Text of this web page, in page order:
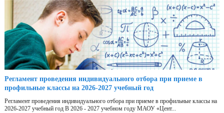
Регламент проведения индивидуального отбора при приеме в
профильные классы на 2026-2027 учебный год
Регламент проведения индивидуального отбора при приеме в профильные классы на
2026-2027 учебный год В 2026 - 2027 учебном году МАОУ «Цент...